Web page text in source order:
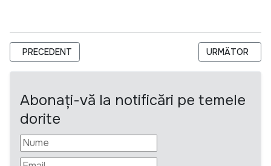
ARTICOL PRECEDENT: DESPRE VOLUNTARIAT CU ANDREI
PRECEDENT ARTICOLUL
URMĂTOR
Abonați-vă la notificări pe temele
dorite